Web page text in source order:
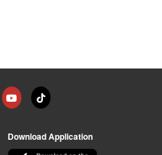
Download Application